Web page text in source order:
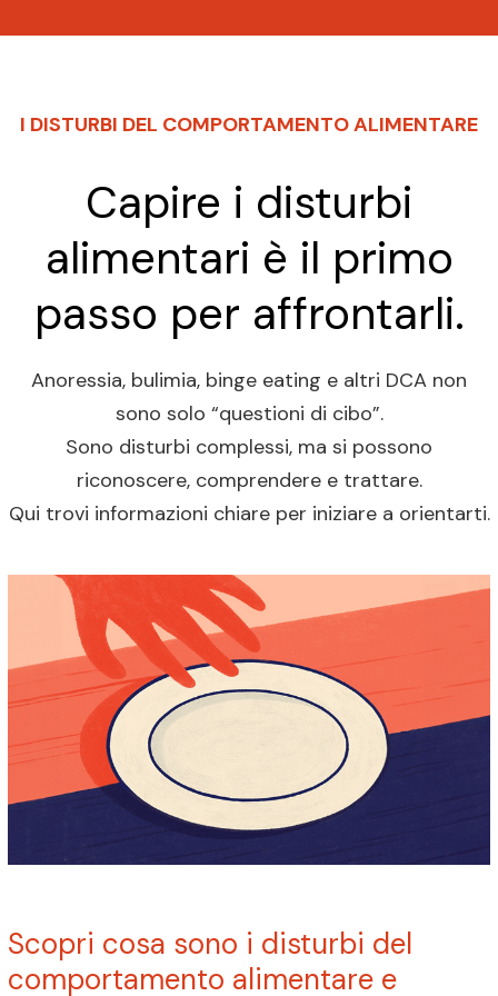
I DISTURBI DEL COMPORTAMENTO ALIMENTARE
Capire i disturbi
alimentari è il primo
passo per affrontarli.
Anoressia, bulimia, binge eating e altri DCA non
sono solo “questioni di cibo”.
Sono disturbi complessi, ma si possono
riconoscere, comprendere e trattare.
Qui trovi informazioni chiare per iniziare a orientarti.
Scopri cosa sono i disturbi del
comportamento alimentare e